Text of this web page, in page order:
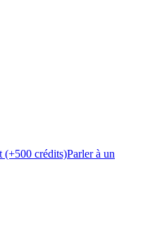
(+500 crédits)Parler à un